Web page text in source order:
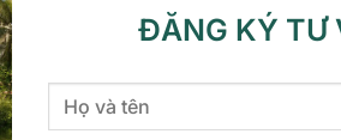
ĐĂNG KÝ TƯ